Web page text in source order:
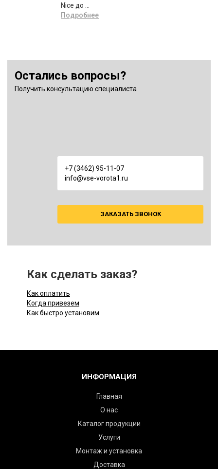
Nice до ...
Подробнее
Остались вопросы?
Получить консультацию специалиста
+7 (3462) 95-11-07
info@vse-vorota1.ru
ЗАКАЗАТЬ ЗВОНОК
Как сделать заказ?
Как оплатить
Когда привезем
Как быстро установим
ИНФОРМАЦИЯ
Главная
О нас
Каталог продукции
Услуги
Монтаж и установка
Доставка